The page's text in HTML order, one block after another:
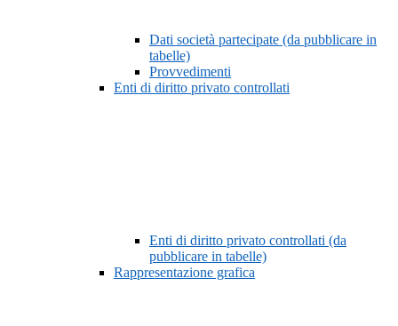
Dati società partecipate (da pubblicare in
tabelle)
Provvedimenti
Enti di diritto privato controllati
Enti di diritto privato controllati (da
pubblicare in tabelle)
Rappresentazione grafica